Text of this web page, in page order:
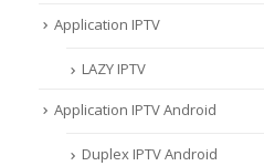
Application IPTV
LAZY IPTV
Application IPTV Android
Duplex IPTV Android